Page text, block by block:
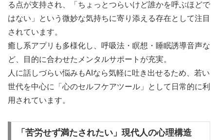
る点が支持され、「ちょっとつらいけど誰かを呼ぶほどで
はない」という微妙な気持ちに寄り添える存在として注目
されています。
癒し系アプリも多様化し、呼吸法・瞑想・睡眠誘導音声な
ど、目的に合わせたメンタルサポートが充実。
人に話しづらい悩みもAIなら気軽に吐き出せるため、若い
世代を中心に「心のセルフケアツール」として日常的に利
用されています。
「苦労せず満たされたい」現代人の心理構造